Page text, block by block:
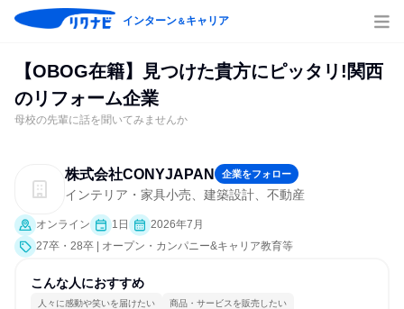
インターン＆キャリア
【OBOG在籍】見つけた貴方にピッタリ!関西
のリフォーム企業
母校の先輩に話を聞いてみませんか
株式会社CONYJAPAN 企業をフォロー
インテリア・家具小売、建築設計、不動産
オンライン 1日
2026年7月
27卒・28卒 | オープン・カンパニー&キャリア教育等
こんな人におすすめ
人々に感動や笑いを届けたい 商品・サービスを販売したい